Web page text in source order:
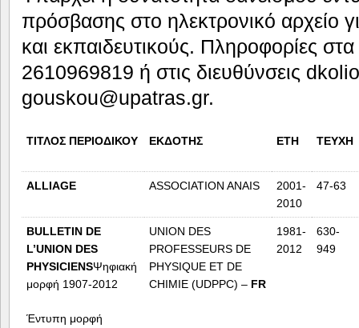
πρόσβασης στο ηλεκτρονικό αρχείο
και εκπαιδευτικούς. Πληροφορίες
2610969819 ή στις διευθύνσεις
gouskou@upatras.gr.
ΤΙΤΛΟΣ ΠΕΡΙΟΔΙΚΟΥ ΕΚΔΟΤΗΣ ΕΤΗ ΤΕΥΧΗ
ALLIAGE ASSOCIATION ANAIS
2001-
2010
47-63
BULLETIN DE
L’UNION DES
PHYSICIENSΨηφιακή
μορφή 1907-2012
Έντυπη μορφή
UNION DES
PROFESSEURS DE
PHYSIQUE ET DE
CHIMIE (UDPPC) – FR
1981-
2012
630-
949